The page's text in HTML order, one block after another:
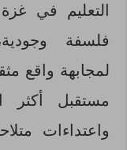
التعليم في
فلسفة
لمجابهة واقع
مستقبل
واعتداءات